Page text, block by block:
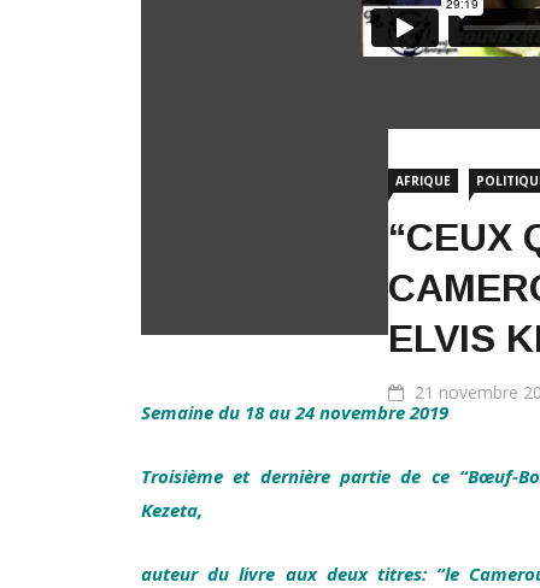
AFRIQUE
“CEUX
ELVIS
21 novembre
Semaine du 18 au 24 novembre 2019
Troisième et dernière partie de ce “Bœuf-
Kezeta,
auteur du livre aux deux titres: “le